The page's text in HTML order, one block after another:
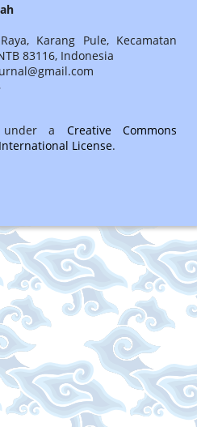
Karang Pule, Kecamatan
83116, Indonesia
under a Creative Commons
License.